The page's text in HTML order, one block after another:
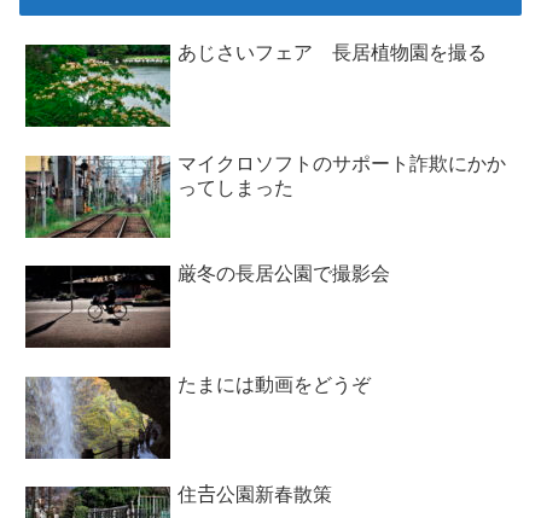
あじさいフェア 長居植物園を撮る
マイクロソフトのサポート詐欺にかか
ってしまった
厳冬の長居公園で撮影会
たまには動画をどうぞ
住𠮷公園新春散策